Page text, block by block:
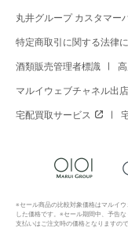
丸井グループ カスタマー
特定商取引に関する法律
酒類販売管理者標識
マルイウェブチャネル出
宅配買取サービス
※セール商品の比較対象価格はマルイ
した価格です。※セール期間中、予告
支払いはご注文時の価格となりますの